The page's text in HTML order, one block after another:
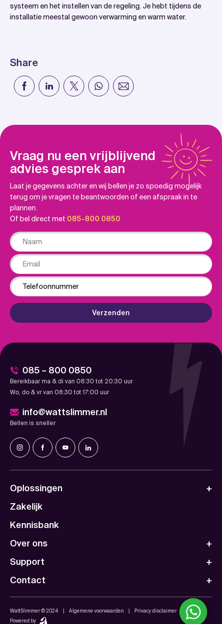
systeem en het instellen van de regeling. Je hebt tijdens de
installatie meestal gewoon verwarming en warm water.
Share
Vraag nu een vrijblijvend
advies gesprek aan
Laat je gegevens achter en wij bellen je zo spoedig mogelijk
terug om je vragen te beantwoorden of een afspraak in te
plannen.
Of bel direct met 085-800 0850
Naam
Email
Phone
Verzenden
085 – 800 0850
Bereikbaar ma & di van 08:30 tot 20:30 uur
Wo, do & vr van 08:30 tot 17:00 uur
info@wattslimmer.nl
Bellen is sneller
Oplossingen
Zakelijk
Kennisbank
Over ons
Support
Contact
WattSlimmer © 2024 Algemene voorwaarden
Privacy disclaimer
Powered by